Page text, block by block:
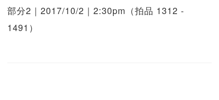
部分2｜2017/10/2｜2:30pm（拍品 1312 -
1491）